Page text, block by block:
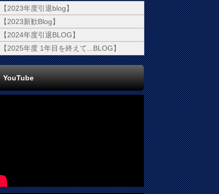
【2023年度引退blog】
【2023新歓Blog】
【2024年度引退BLOG】
【2025年度 1年目を終えて...BLOG】
YouTube